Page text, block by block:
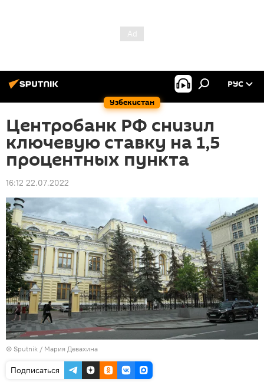
Узбекистан
РУС
Центробанк РФ снизил
ключевую ставку на 1,5
процентных пункта
16:12 22.07.2022
© Sputnik / Мария Девахина
Подписаться